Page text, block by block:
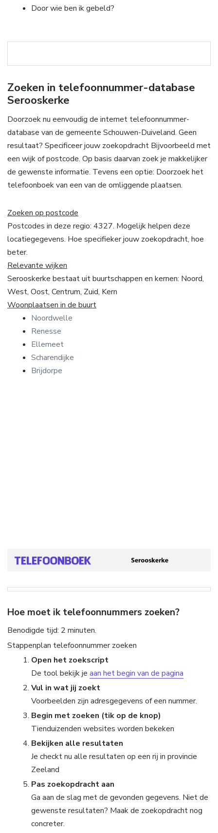
Door wie ben ik gebeld?
Zoeken in telefoonnummer-database
Serooskerke
Doorzoek nu eenvoudig de internet telefoonnummer-
database van de gemeente Schouwen-Duiveland. Geen
resultaat? Specificeer jouw zoekopdracht Bijvoorbeeld met
een wijk of postcode. Op basis daarvan zoek je makkelijker
de gewenste informatie. Tevens een optie: Doorzoek het
telefoonboek van een van de omliggende plaatsen.
Zoeken op postcode
Postcodes in deze regio: 4327. Mogelijk helpen deze
locatiegegevens. Hoe specifieker jouw zoekopdracht, hoe
beter.
Relevante wijken
Serooskerke bestaat uit buurtschappen en kernen: Noord,
West, Oost, Centrum, Zuid, Kern
Woonplaatsen in de buurt
Noordwelle
Renesse
Ellemeet
Scharendijke
Brijdorpe
Hoe moet ik telefoonnummers zoeken?
Benodigde tijd: 2 minuten.
Stappenplan telefoonnummer zoeken
Open het zoekscript
De tool bekijk je aan het begin van de pagina
Vul in wat jij zoekt
Voorbeelden zijn adresgegevens of een nummer.
Begin met zoeken (tik op de knop)
Tienduizenden websites worden bekeken
Bekijken alle resultaten
Je checkt nu alle resultaten op een rij in provincie
Zeeland
Pas zoekopdracht aan
Ga aan de slag met de gevonden gegevens. Niet de
gewenste resultaten? Maak de zoekopdracht nog
concreter.